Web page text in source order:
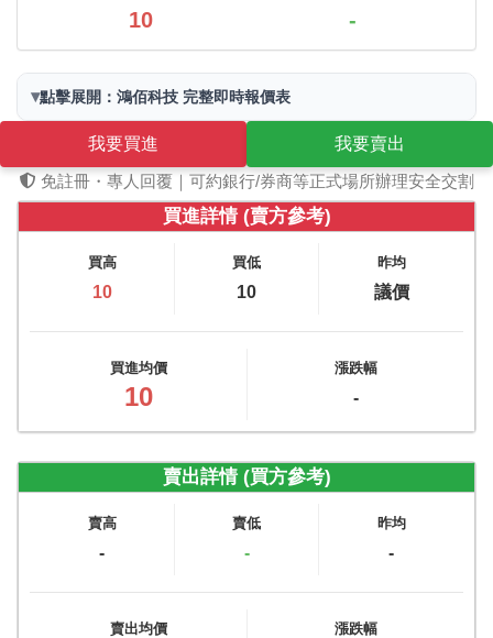
10 -
▾點擊展開：鴻佰科技 完整即時報價表
我要買進
我要賣出
免註冊・專人回覆｜可約銀行/券商等正式場所辦理安全交割
買進詳情 (賣方參考)
買高
10
買低
10
昨均
議價
買進均價
10
漲跌幅
-
賣出詳情 (買方參考)
賣高
-
賣低
-
昨均
-
賣出均價 漲跌幅